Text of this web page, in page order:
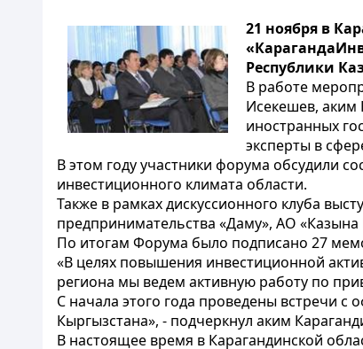
21 ноября в
Республики
В работе
Исекешев, аким
иностранных
эксперты в
В этом году участники форума обсудили
инвестиционного климата области.
Также в рамках дискуссионного клуба
предпринимательства «Даму», АО
По итогам Форума было подписано 27
«В целях повышения инвестиционной
региона мы ведем активную работу по
С начала этого года проведены встречи
Кыргызстана», - подчеркнул аким
В настоящее время в Карагандинской